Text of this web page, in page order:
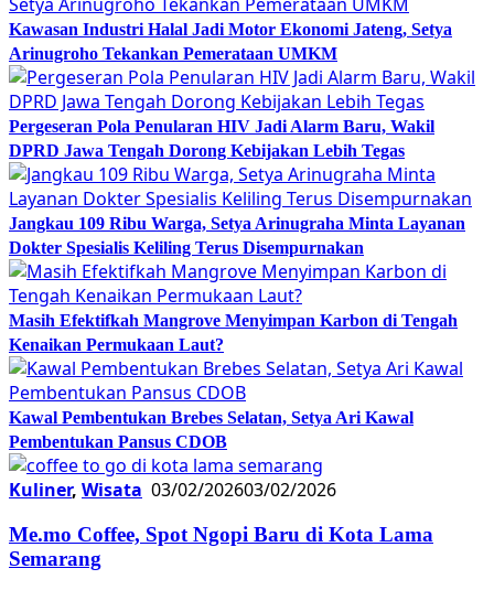
Kawasan Industri Halal Jadi Motor Ekonomi Jateng, Setya
Arinugroho Tekankan Pemerataan UMKM
Pergeseran Pola Penularan HIV Jadi Alarm Baru, Wakil
DPRD Jawa Tengah Dorong Kebijakan Lebih Tegas
Jangkau 109 Ribu Warga, Setya Arinugraha Minta Layanan
Dokter Spesialis Keliling Terus Disempurnakan
Masih Efektifkah Mangrove Menyimpan Karbon di Tengah
Kenaikan Permukaan Laut?
Kawal Pembentukan Brebes Selatan, Setya Ari Kawal
Pembentukan Pansus CDOB
Kuliner, Wisata 03/02/202603/02/2026
Me.mo Coffee, Spot Ngopi Baru di Kota Lama
Semarang